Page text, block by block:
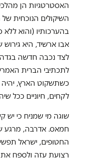
האסטרטגיות הן
השיקולים הנוכחית
בהערכותיו (והוא
אבו ארשיד, היא
לצד נכבה חדשה
לתכתיבי הברית
כשתשקוט הארץ, יהיה
לקחים, חיוניים ככל
שוגה מי שמניח כי יש
חמאס. אדרבה, מרגע
החטופים, ישראל
רצועת עזה ולספח